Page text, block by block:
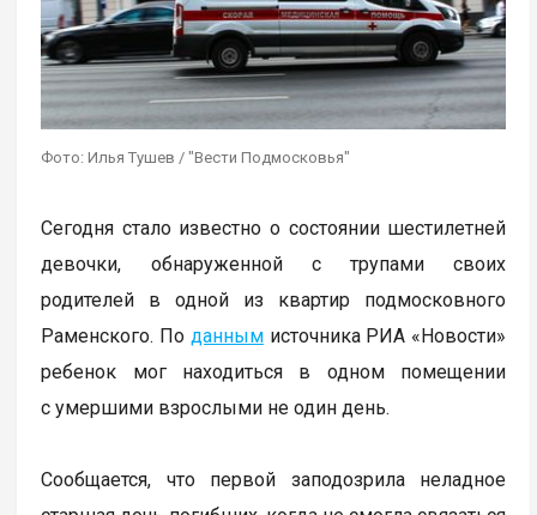
Фото: Илья Тушев / "Вести Подмосковья"
Сегодня стало известно о состоянии шестилетней
девочки, обнаруженной с трупами своих
родителей в одной из квартир подмосковного
Раменского. По даннымисточника РИА «Новости»
ребенок мог находиться в одном помещении
с умершими взрослыми не один день.
Сообщается, что первой заподозрила неладное